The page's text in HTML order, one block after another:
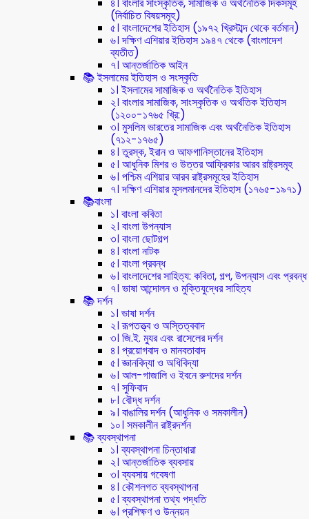
(নির্বাচিত বিষয়সমূহ)
৫। বাংলাদেশের ইতিহাস (১৯৭২ খ্রিস্টাব্দ থেকে বর্তমান)
৬। দক্ষিণ এশিয়ার ইতিহাস ১৯৪৭ থেকে (বাংলাদেশ
ব্যতীত)
৭। আন্তর্জাতিক আইন
📚 ইসলামের ইতিহাস ও সংস্কৃতি
১। ইসলামের সামাজিক ও অর্থনৈতিক ইতিহাস
২। বাংলার সামাজিক, সাংস্কৃতিক ও অর্থতিক ইতিহাস
(১২০০-১৭৬৫ খ্রি:)
৩। মুসলিম ভারতের সামাজিক এবং অর্থনৈতিক ইতিহাস
(৭১২-১৭৬৫)
৪। তুরস্ক, ইরান ও আফগানিস্তানের ইতিহাস
৫। আধুনিক মিশর ও উত্তর আফ্রিকার আরব রাষ্ট্রসমূহ
৬। পশ্চিম এশিয়ার আরব রাষ্ট্রসমূহের ইতিহাস
৭। দক্ষিণ এশিয়ার মুসলমানদের ইতিহাস (১৭৬৫-১৯৭১)
📚বাংলা
১। বাংলা কবিতা
২। বাংলা উপন্যাস
৩। বাংলা ছোটগল্প
৪। বাংলা নাটক
৫। বাংলা প্রবন্ধ
৬। বাংলাদেশের সাহিত্য: কবিতা, গল্প, উপন্যাস এবং প্রবন্ধ
৭। ভাষা আন্দোলন ও মুক্তিযুদ্ধের সাহিত্য
📚 দর্শন
১। ভাষা দর্শন
২। রূপতত্ত্ব ও অস্তিত্ববাদ
৩। জি.ই. ম্যুর এবং রাসেলের দর্শন
৪। প্রয়োগবাদ ও মানবতাবাদ
৫। জ্ঞানবিদ্যা ও অধিবিদ্যা
৬। আল-গাজালি ও ইবনে রুশদের দর্শন
৭। সুফিবাদ
৮। বৌদ্ধ দর্শন
৯। বাঙালির দর্শন (আধুনিক ও সমকালীন)
১০। সমকালীন রাষ্ট্রদর্শন
📚 ব্যবস্থাপনা
১। ব্যবস্থাপনা চিন্তাধারা
২। আন্তর্জাতিক ব্যবসায়
৩। ব্যবসায় গবেষণা
৪। কৌশলগত ব্যবস্থাপনা
৫। ব্যবস্থাপনা তথ্য পদ্ধতি
৬। প্রশিক্ষণ ও উন্নয়ন